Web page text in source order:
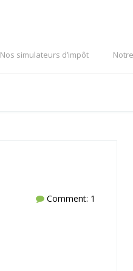
Nos simulateurs d’impôt
Comment: 1